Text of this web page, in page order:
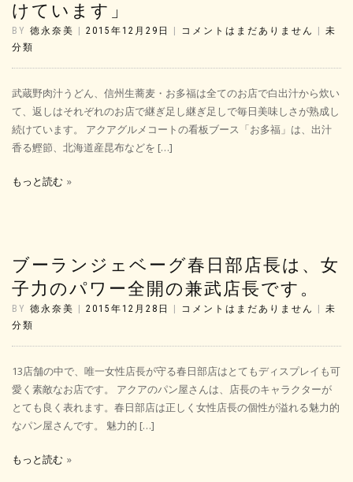
けています」
BY 徳永奈美 2015年12月29日 コメントはまだありません
未
分類
武蔵野肉汁うどん、信州生蕎麦・お多福は全てのお店で白出汁から炊い
て、返しはそれぞれのお店で継ぎ足し継ぎ足しで毎日美味しさが熟成し
続けています。 アクアグルメコートの看板ブース「お多福」は、出汁
香る鰹節、北海道産昆布などを […]
もっと読む
ブーランジェベーグ春日部店長は、女
子力のパワー全開の兼武店長です。
BY 徳永奈美 2015年12月28日 コメントはまだありません
未
分類
13店舗の中で、唯一女性店長が守る春日部店はとてもディスプレイも可
愛く素敵なお店です。 アクアのパン屋さんは、店長のキャラクターが
とても良く表れます。春日部店は正しく女性店長の個性が溢れる魅力的
なパン屋さんです。 魅力的 […]
もっと読む